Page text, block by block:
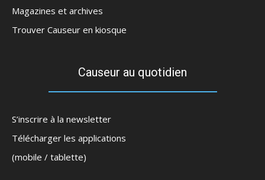
Magazines et archives
Trouver Causeur en kiosque
Causeur au quotidien
S’inscrire à la newsletter
Télécharger les applications
(mobile / tablette)